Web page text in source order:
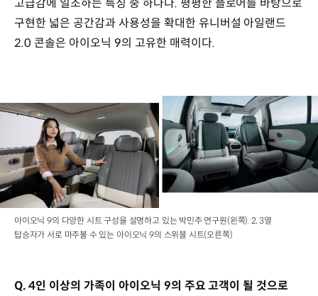
고급감에 일조하는 특징 중 하나다. 평평한 플로어를 바탕으로
구현한 넓은 공간감과 사용성을 확대한 유니버설 아일랜드
2.0 콘솔은 아이오닉 9의 고유한 매력이다.
아이오닉 9의 다양한 시트 구성을 설명하고 있는 박민주 연구원(왼쪽). 2, 3열
탑승자가 서로 마주볼 수 있는 아이오닉 9의 스위블 시트(오른쪽)
Q. 4인 이상의 가족이 아이오닉 9의 주요 고객이 될 것으로